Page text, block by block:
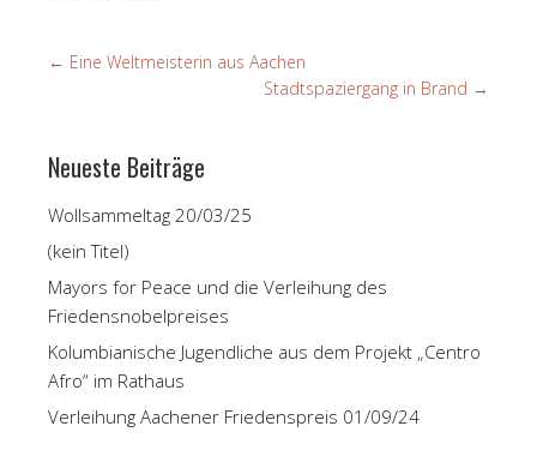
← Eine Weltmeisterin aus Aachen
Stadtspaziergang in Brand →
Neueste Beiträge
Wollsammeltag 20/03/25
(kein Titel)
Mayors for Peace und die Verleihung des
Friedensnobelpreises
Kolumbianische Jugendliche aus dem Projekt „Centro
Afro“ im Rathaus
Verleihung Aachener Friedenspreis 01/09/24